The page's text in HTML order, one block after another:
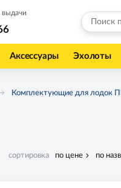
Аксессуары Эхолоты
Комплектующие для лодок
сортировка по цене по